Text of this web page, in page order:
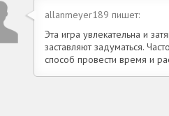
allanmeyer189 пишет:
Эта игра увлекательна и
заставляют задуматься.
способ провести время и